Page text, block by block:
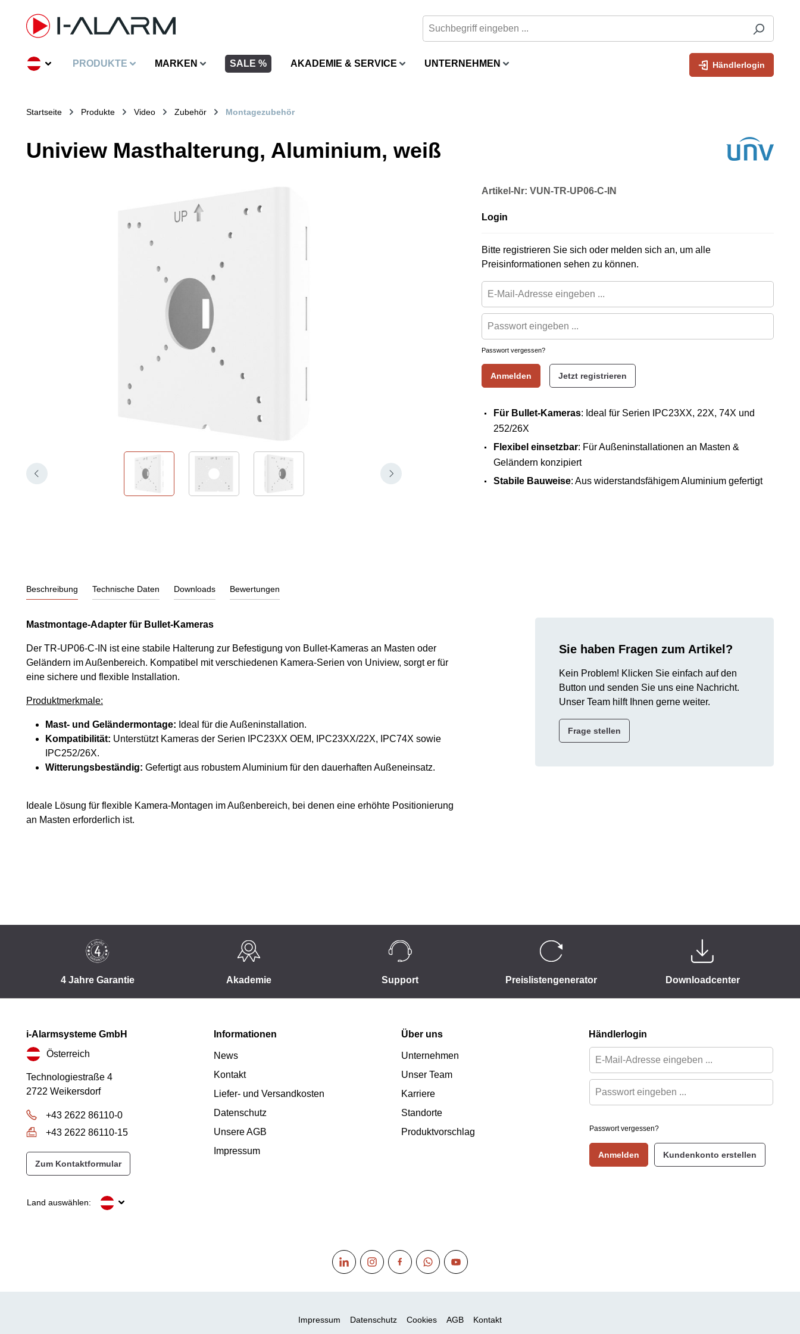
springen
PRODUKTE MARKEN SALE % AKADEMIE & SERVICE UNTERNEHMEN Händlerlogin
Startseite Produkte Video Zubehör Montagezubehör
Uniview Masthalterung, Aluminium, weiß
Artikel-Nr: VUN-TR-UP06-C-IN
Login
Bitte registrieren Sie sich oder melden sich an, um alle
Preisinformationen sehen zu können.
Passwort vergessen?
Anmelden Jetzt registrieren
Für Bullet-Kameras: Ideal für Serien IPC23XX, 22X, 74X und
252/26X
Flexibel einsetzbar: Für Außeninstallationen an Masten &
Geländern konzipiert
Stabile Bauweise: Aus widerstandsfähigem Aluminium gefertigt
Beschreibung Technische Daten Downloads Bewertungen
Mastmontage-Adapter für Bullet-Kameras
Der TR-UP06-C-IN ist eine stabile Halterung zur Befestigung von Bullet-Kameras an Masten oder
Geländern im Außenbereich. Kompatibel mit verschiedenen Kamera-Serien von Uniview, sorgt er für
eine sichere und flexible Installation.
Produktmerkmale:
Mast- und Geländermontage: Ideal für die Außeninstallation.
Kompatibilität: Unterstützt Kameras der Serien IPC23XX OEM, IPC23XX/22X, IPC74X sowie
IPC252/26X.
Witterungsbeständig: Gefertigt aus robustem Aluminium für den dauerhaften Außeneinsatz.
Ideale Lösung für flexible Kamera-Montagen im Außenbereich, bei denen eine erhöhte Positionierung
an Masten erforderlich ist.
Sie haben Fragen zum Artikel?
Kein Problem! Klicken Sie einfach auf den
Button und senden Sie uns eine Nachricht.
Unser Team hilft Ihnen gerne weiter.
Frage stellen
4 Jahre Garantie Akademie Support Preislistengenerator Downloadcenter
i-Alarmsysteme GmbH
Österreich
Technologiestraße 4
2722 Weikersdorf
+43 2622 86110-0
+43 2622 86110-15
Zum Kontaktformular
Land auswählen:
Informationen
News
Kontakt
Liefer- und Versandkosten
Datenschutz
Unsere AGB
Impressum
Über uns
Unternehmen
Unser Team
Karriere
Standorte
Produktvorschlag
Händlerlogin
Passwort vergessen?
Anmelden Kundenkonto erstellen
Impressum Datenschutz Cookies AGB Kontakt